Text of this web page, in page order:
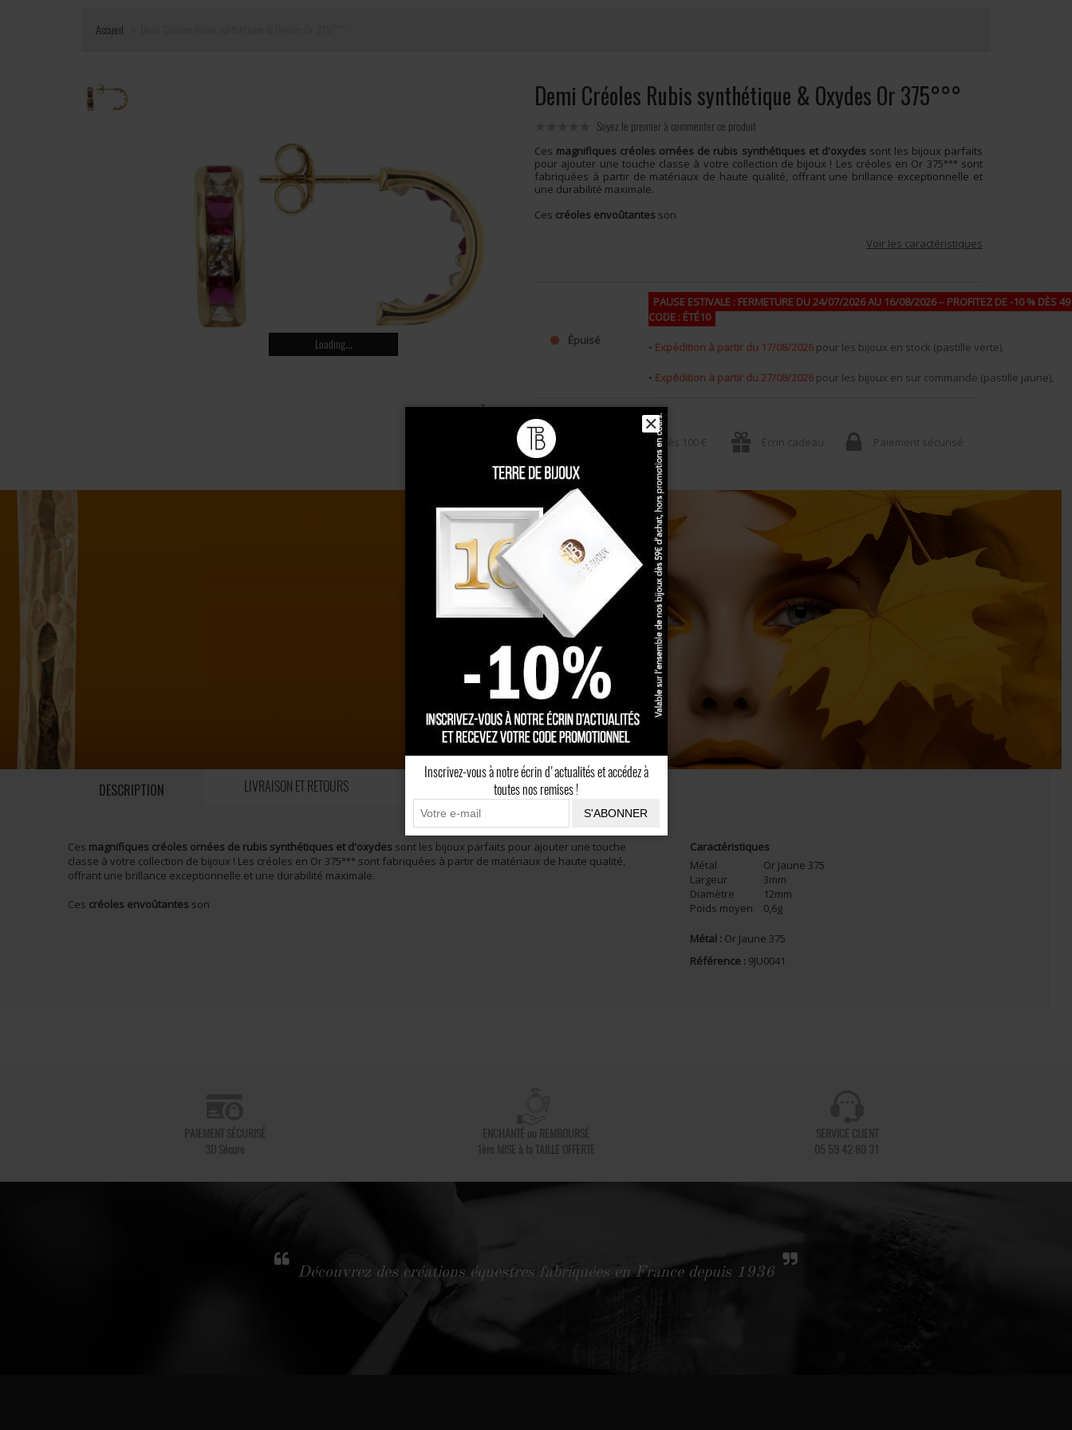
Accueil
Loading...
Zoom
Demi Créoles Rubis synthétique & Oxydes Or 375°°°
Soyez le premier à commenter ce produit
Ces magnifiques créoles ornées de rubis synthétiques et d'oxydes sont les bijoux parfaits
pour ajouter une touche classe à votre collection de bijoux ! Les créoles en Or 375°°° sont
fabriquées à partir de matériaux de haute qualité, offrant une brillance exceptionnelle et
une durabilité maximale.
Ces créoles envoûtantes son
Voir les caractéristiques
Épuisé
PAUSE ESTIVALE : FERMETURE DU 24/07/2026 AU 16/08/2026 – PROFITEZ DE -10 % DÈS
CODE : ÉTÉ10
• Expédition à partir du 17/08/2026 pour les bijoux en stock (pastille verte).
• Expédition à partir du 27/08/2026 pour les bijoux en sur commande (pastille jaune),
Livraison gratuitedès 100 € Écrin cadeau Paiement sécurisé
DESCRIPTION LIVRAISON ET RETOURS AVIS CLIENTS
Ces magnifiques créoles ornées de rubis synthétiques et d'oxydes sont les bijoux parfaits pour ajouter une touche
classe à votre collection de bijoux ! Les créoles en Or 375°°° sont fabriquées à partir de matériaux de haute qualité,
offrant une brillance exceptionnelle et une durabilité maximale.
Ces créoles envoûtantes son
Caractéristiques
Métal
Or Jaune 375
Largeur
3mm
Diamètre
12mm
Poids moyen
0,6g
Métal : Or Jaune 375
Référence : 9JU0041
PAIEMENT SÉCURISÉ
3D Sécure
ENCHANTÉ ou REMBOURSÉ
1ère MISE à la TAILLE OFFERTE
SERVICE CLIENT
05 59 42 80 31
Découvrez des créations équestres fabriquées en France depuis 1936
✕
Inscrivez-vous à notre écrin d'actualités et accédez à
toutes nos remises !
S'ABONNER